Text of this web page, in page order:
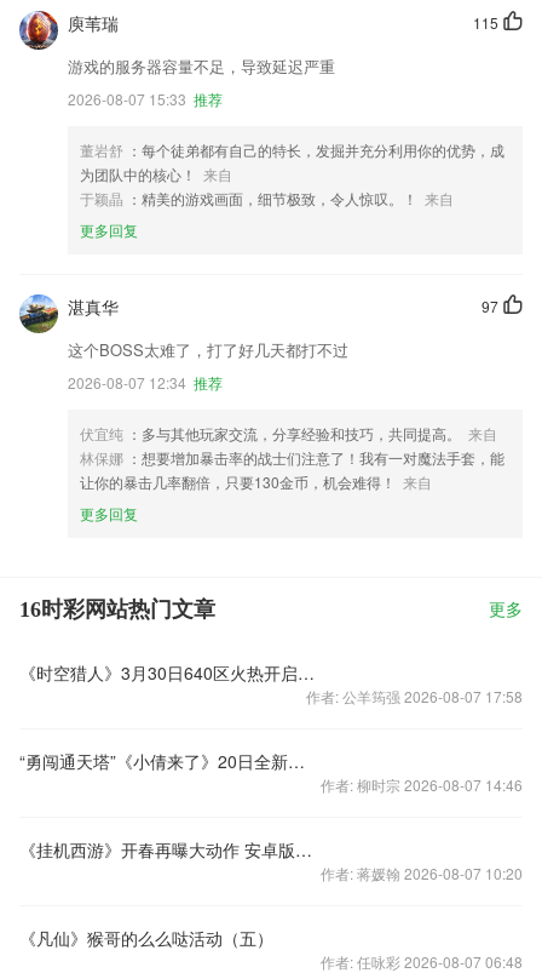
115
庾苇瑞
游戏的服务器容量不足，导致延迟严重
2026-08-07 15:33 推荐
董岩舒 ：每个徒弟都有自己的特长，发掘并充分利用你的优势，成
为团队中的核心！
来自
于颖晶 ：精美的游戏画面，细节极致，令人惊叹。！
来自
更多回复
97
湛真华
这个BOSS太难了，打了好几天都打不过
2026-08-07 12:34 推荐
伏宜纯 ：多与其他玩家交流，分享经验和技巧，共同提高。
来自
林保娜 ：想要增加暴击率的战士们注意了！我有一对魔法手套，能
让你的暴击几率翻倍，只要130金币，机会难得！
来自
更多回复
16时彩网站热门文章 更多
《时空猎人》3月30日640区火热开启格斗超进化
作者: 公羊筠强 2026-08-07 17:58
“勇闯通天塔”《小倩来了》20日全新版本上线
作者: 柳时宗 2026-08-07 14:46
《挂机西游》开春再曝大动作 安卓版新玩法揭秘
作者: 蒋媛翰 2026-08-07 10:20
《凡仙》猴哥的么么哒活动（五）
作者: 任咏彩 2026-08-07 06:48